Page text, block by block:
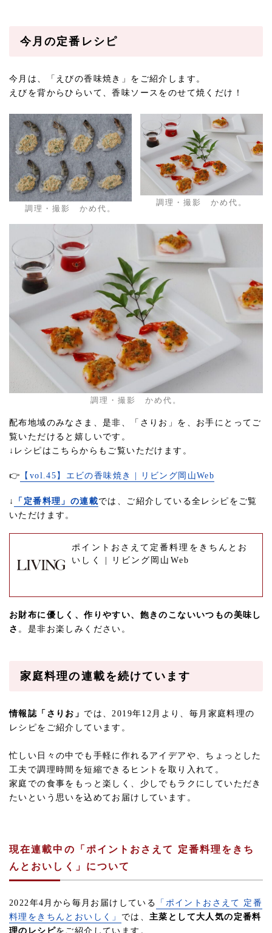
今月の定番レシピ
今月は、「えびの香味焼き」をご紹介します。
えびを背からひらいて、香味ソースをのせて焼くだけ！
調理・撮影 かめ代。
調理・撮影 かめ代。
調理・撮影 かめ代。
配布地域のみなさま、是非、「さりお」を、お手にとってご
覧いただけると嬉しいです。
↓レシピはこちらからもご覧いただけます。
👉 【vol.45】エビの香味焼き | リビング岡山Web
↓ 「定番料理」の連載では、ご紹介している全レシピをご覧
いただけます。
ポイントおさえて定番料理をきちんとお
いしく | リビング岡山Web
お財布に優しく、作りやすい、飽きのこないいつもの美味し
さ 。是非お楽しみください。
家庭料理の連載を続けています
情報誌「さりお」 では、2019年12月より、毎月家庭料理の
レシピをご紹介しています。
忙しい日々の中でも手軽に作れるアイデアや、ちょっとした
工夫で調理時間を短縮できるヒントを取り入れて。
家庭での食事をもっと楽しく、少しでもラクにしていただき
たいという思いを込めてお届けしています。
現在連載中の「ポイントおさえて 定番料理をきち
んとおいしく」について
2022年4月から毎月お届けしている
「ポイントおさえて 定番
料理をきちんとおいしく」 では、主菜として大人気の定番料
理のレシピをご紹介しています。